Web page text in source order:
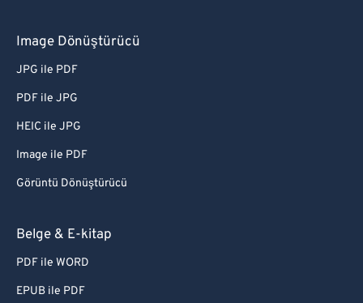
Image Dönüştürücü
JPG ile PDF
PDF ile JPG
HEIC ile JPG
Image ile PDF
Görüntü Dönüştürücü
Belge & E-kitap
PDF ile WORD
EPUB ile PDF